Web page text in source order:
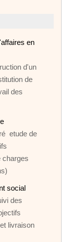
en
d'un
de
des
etude de
charges
social
des
livraison